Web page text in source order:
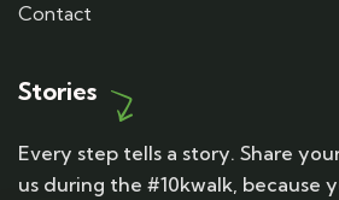
Contact
Stories
Every step tells a story. Share
us during the #10kwalk, because